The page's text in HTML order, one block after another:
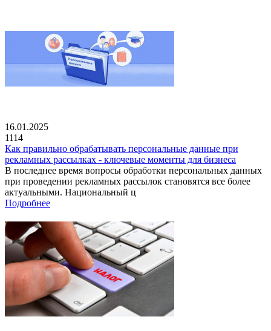
16.01.2025
1114
Как правильно обрабатывать персональные данные при
рекламных рассылках - ключевые моменты для бизнеса
В последнее время вопросы обработки персональных данных
при проведении рекламных рассылок становятся все более
актуальными. Национальный ц
Подробнее